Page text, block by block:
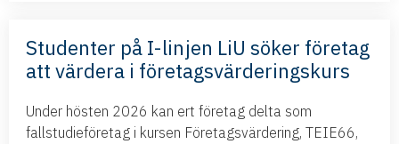
Studenter på I-linjen LiU söker företag
att värdera i företagsvärderingskurs
Under hösten 2026 kan ert företag delta som
fallstudieföretag i kursen Företagsvärdering, TEIE66,